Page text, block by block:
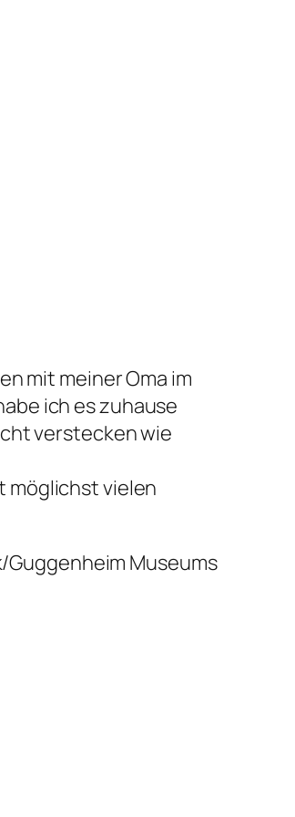
mit meiner Oma im
ich es zuhause
verstecken wie
möglichst vielen
Guggenheim Museums